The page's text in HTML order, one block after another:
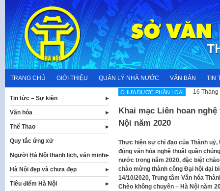
content
TRANG CHỦ GIỚI THIỆU QUẢN LÝ NHÀ NƯỚC VĂN BẢN TIN
CHƯA ĐƯỢC PHÂN LOẠI 16
Khai mạc Liên hoan
Nội năm 2020
Thực hiện sự chỉ đạo của Thành
động văn hóa nghệ thuật quần
nước trong năm 2020, đặc biệt
chào mừng thành công Đại hội đại
14/10/2020, Trung tâm Văn hóa
Chèo không chuyên – Hà Nội năm
Tin tức – Sự kiện
Văn hóa
Thể Thao
Quy tắc ứng xử
Người Hà Nội thanh lịch, văn minh
Hà Nội đẹp và chưa đẹp
Tiêu điểm Hà Nội